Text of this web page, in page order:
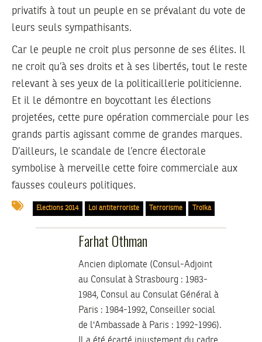
privatifs à tout un peuple en se prévalant du vote de
leurs seuls sympathisants.
Car le peuple ne croit plus personne de ses élites. Il
ne croit qu’à ses droits et à ses libertés, tout le reste
relevant à ses yeux de la politicaillerie politicienne.
Et il le démontre en boycottant les élections
projetées, cette pure opération commerciale pour les
grands partis agissant comme de grandes marques.
D’ailleurs, le scandale de l’encre électorale
symbolise à merveille cette foire commerciale aux
fausses couleurs politiques.
Elections 2014 Loi antiterroriste Terrorisme Troïka
Farhat Othman
Ancien diplomate (Consul-Adjoint
au Consulat à Strasbourg : 1983-
1984, Consul au Consulat Général à
Paris : 1984-1992, Conseiller social
de l'Ambassade à Paris : 1992-1996).